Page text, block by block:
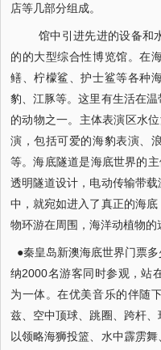
店等几部分组成。
馆中引进先进的设备和水
的的大型综合性博览馆。在
鳝、柠檬鲨、护士鲨等各种
豹、江豚等。这里有生活在
的动物之一。主体表演区水
演，包括可爱的海豹表演、
等。海底隧道是海底世界的
透明隧道设计，电动传输带
中，就宛如进入了真正的海
物环游在周围，海洋动植物的
●秦皇岛新澳海底世界门票
纳2000名游客同时参观，站
为一体。在优美音乐的伴随
兹、空中顶球、跳圈、跨杆
以领略海狮投篮、水中霹雳